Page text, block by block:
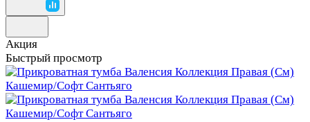
Акция
Быстрый просмотр